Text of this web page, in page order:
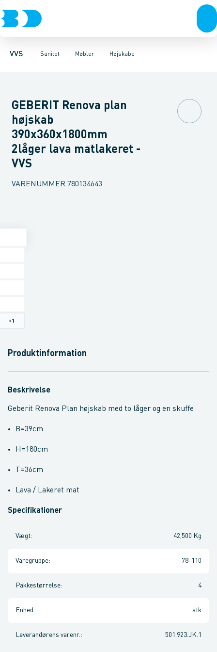
VVS Sanitet
Rør & fittingsPressfittings & rørKuglehaner & ventiler
Møbler
Toiletter, sæder og cisterner VaskeArmaturer
Højskabe
Møbelsæt & pakkerUnderskabeHøjskabe
GEBERIT Renova plan
højskab
390x360x1800mm
2låger lava matlakeret -
VVS
VARENUMMER 780134643
+1
Produktinformation
Beskrivelse
Geberit Renova Plan højskab med to låger og en skuffe
B=39cm
H=180cm
T=36cm
Lava / Lakeret mat
Specifikationer
Vægt: 42,500 Kg
Varegruppe: 78-110
Pakkestørrelse: 4
Enhed : stk
Leverandørens varenr. : 501.923.JK.1